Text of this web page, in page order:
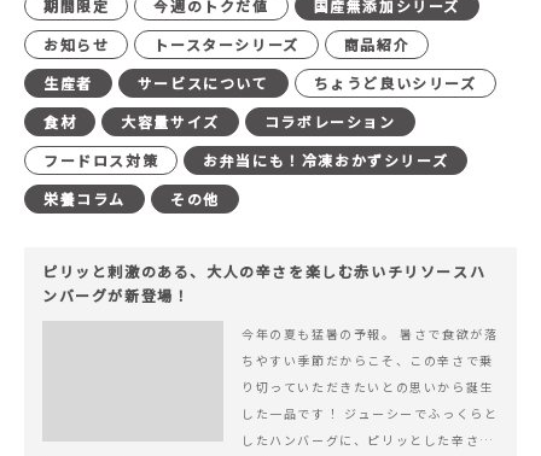
期間限定 今週のトクだ値
国産無添加シリーズ
お知らせ
トースターシリーズ
商品紹介
生産者
サービスについて
ちょうど良いシリーズ
食材
大容量サイズ
コラボレーション
フードロス対策
お弁当にも！冷凍おかずシリーズ
栄養コラム
その他
ピリッと刺激のある、大人の辛さを楽しむ赤いチリソースハ
ンバーグが新登場！
今年の夏も猛暑の予報。 暑さで食欲が落
ちやすい季節だからこそ、この辛さで乗
り切っていただきたいとの思いから誕生
した一品です！ ジューシーでふっくらと
したハンバーグに、ピリッとした辛さと